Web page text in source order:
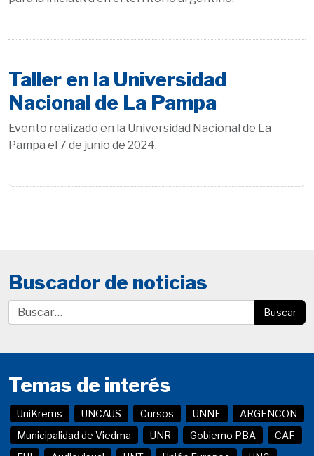
Taller en la Universidad
Nacional de La Pampa
Evento realizado en la Universidad Nacional de La
Pampa el 7 de junio de 2024.
Buscador de noticias
Buscar
Temas de interés
UniKrems UNCAUS Cursos UNNE
ARGENCON
Municipalidad de Viedma
UNR Gobierno PBA
CAF